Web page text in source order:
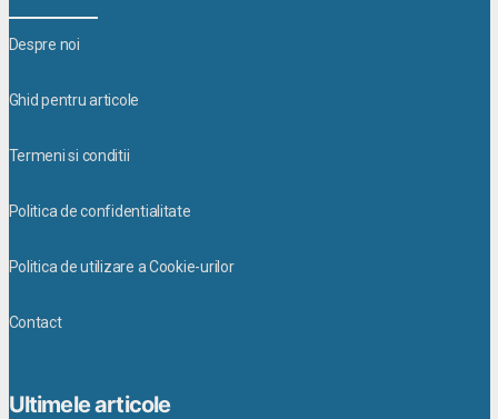
Despre noi
Ghid pentru articole
Termeni si conditii
Politica de confidentialitate
Politica de utilizare a Cookie-urilor
Contact
Ultimele articole